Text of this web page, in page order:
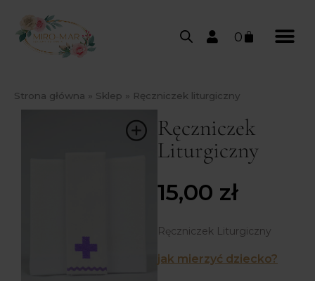
0
Strona główna » Sklep » Ręczniczek liturgiczny
Ręczniczek
Liturgiczny
15,00 zł
Ręczniczek Liturgiczny
jak mierzyć dziecko?